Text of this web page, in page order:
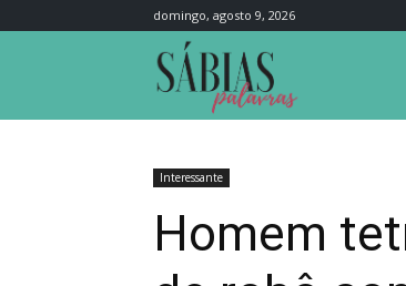
domingo, agosto 9, 2026
Interessante
Homem